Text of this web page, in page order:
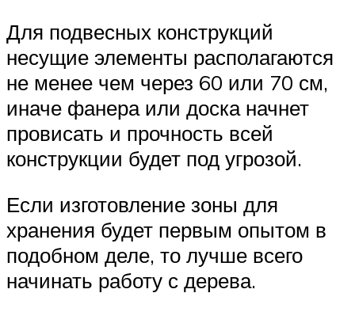
Для подвесных конструкций
несущие элементы располагаются
не менее чем через 60 или 70 см,
иначе фанера или доска начнет
провисать и прочность всей
конструкции будет под угрозой.
Если изготовление зоны для
хранения будет первым опытом в
подобном деле, то лучше всего
начинать работу с дерева.